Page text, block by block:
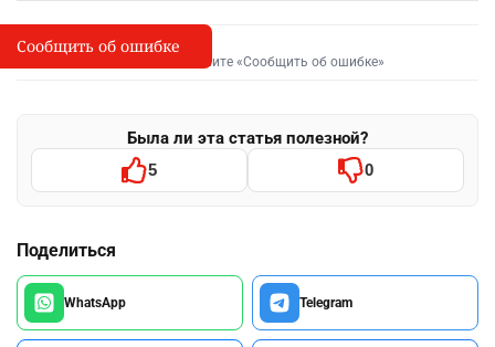
I
Сообщить об опечатке
Выделите фрагмент и нажмите «Сообщить об ошибке»
Была ли эта статья полезной?
5 0
Поделиться
WhatsApp Telegram
Сообщить об ошибке